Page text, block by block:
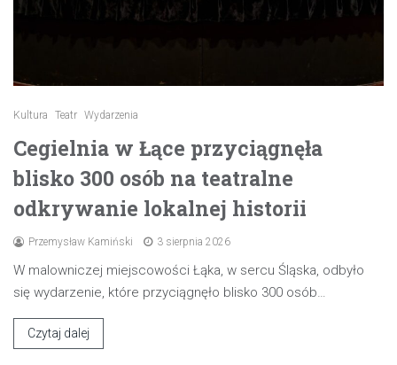
Kultura Teatr Wydarzenia
Cegielnia w Łące przyciągnęła
blisko 300 osób na teatralne
odkrywanie lokalnej historii
Przemysław Kamiński 3 sierpnia 2026
W malowniczej miejscowości Łąka, w sercu Śląska, odbyło
się wydarzenie, które przyciągnęło blisko 300 osób…
Czytaj dalej